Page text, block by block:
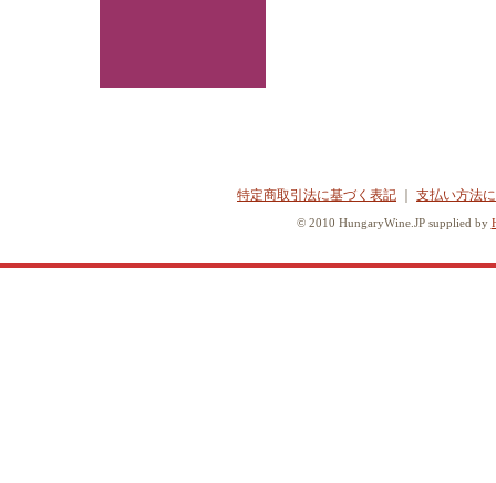
特定商取引法に基づく表記 支払い方法
© 2010 HungaryWine.JP supplied by